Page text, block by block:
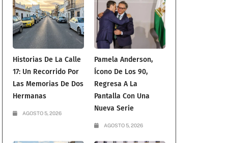
Historias De La Calle
17: Un Recorrido Por
Las Memorias De Dos
Hermanas
AGOSTO 5, 2026
Pamela Anderson,
Ícono De Los 90,
Regresa A La
Pantalla Con Una
Nueva Serie
AGOSTO 5, 2026